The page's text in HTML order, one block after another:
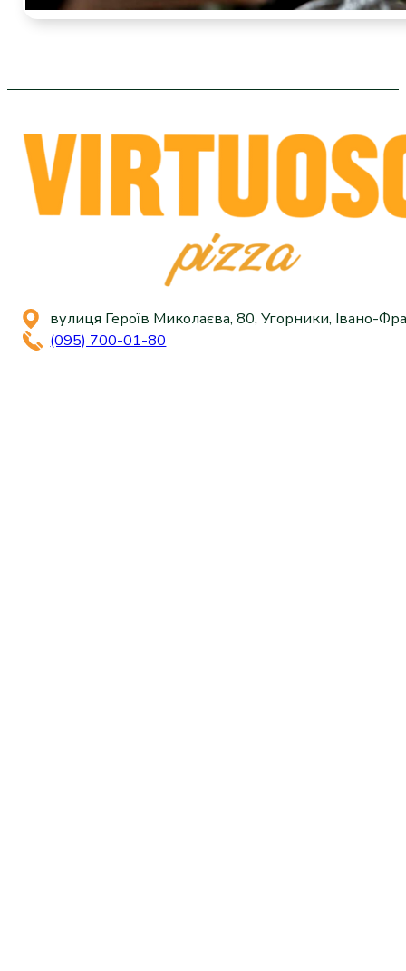
вулиця Героїв Миколаєва, 80, Угорники, Івано-
(095) 700-01-80